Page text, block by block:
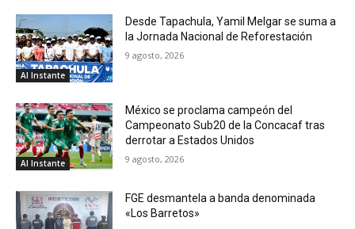
Al Instante
Desde Tapachula, Yamil Melgar se suma a
la Jornada Nacional de Reforestación
9 agosto, 2026
Al Instante
México se proclama campeón del
Campeonato Sub20 de la Concacaf tras
derrotar a Estados Unidos
9 agosto, 2026
FGE desmantela a banda denominada
«Los Barretos»